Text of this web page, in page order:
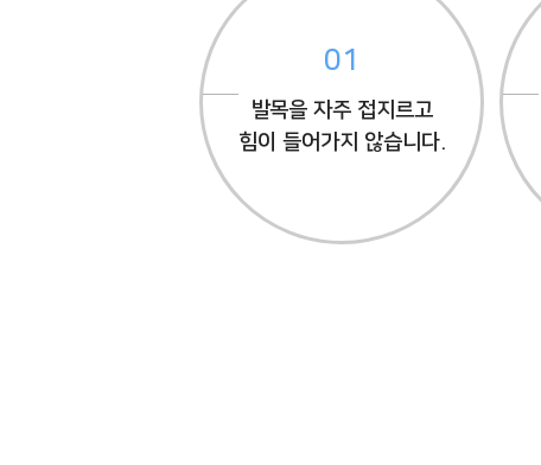
01
발목을 자주 접지르고
힘이 들어가지 않습니다.